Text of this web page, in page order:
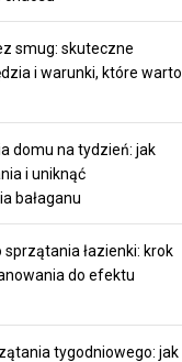
smug: skuteczne
i warunki, które warto
domu na tydzień: jak
i uniknąć
bałaganu
sprzątania łazienki: krok
do efektu
tygodniowego: jak